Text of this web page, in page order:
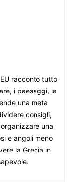
racconto tutto
i paesaggi, la
una meta
consigli,
una
e angoli meno
la Grecia in